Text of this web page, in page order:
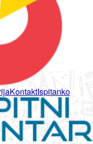
KontaktIspitanko